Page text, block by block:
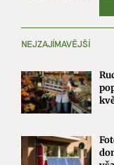
NEJZAJÍMAVĚJŠÍ